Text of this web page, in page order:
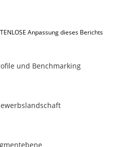
Anpassung dieses Berichts
und Benchmarking